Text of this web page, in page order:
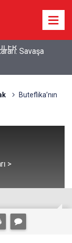
Savaşa
Buteflika’nın
>